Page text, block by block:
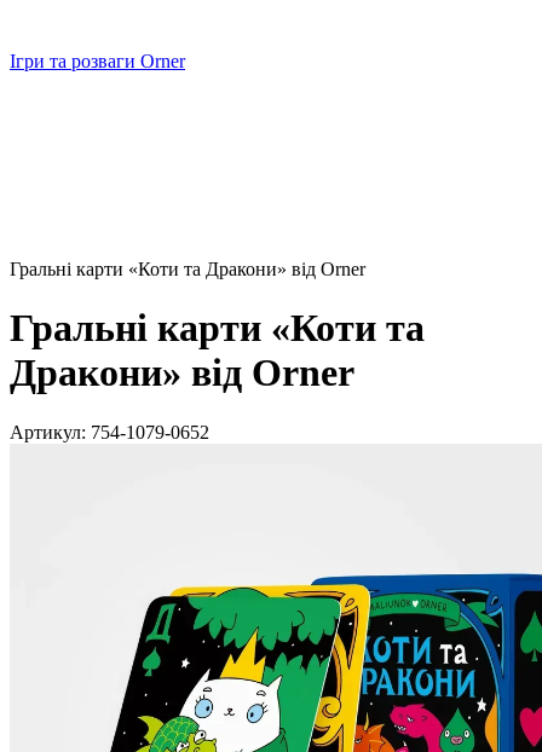
Ігри та розваги Orner
Гральні карти «Коти та Дракони» від Orner
Гральні карти «Коти та
Дракони» від Orner
Артикул: 754-1079-0652